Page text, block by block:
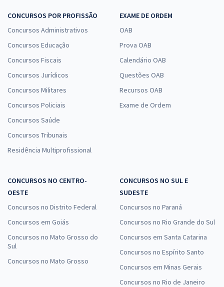
CONCURSOS POR PROFISSÃO
Concursos Administrativos
Concursos Educação
Concursos Fiscais
Concursos Jurídicos
Concursos Militares
Concursos Policiais
Concursos Saúde
Concursos Tribunais
Residência Multiprofissional
EXAME DE ORDEM
OAB
Prova OAB
Calendário OAB
Questões OAB
Recursos OAB
Exame de Ordem
CONCURSOS NO CENTRO-
OESTE
Concursos no Distrito Federal
Concursos em Goiás
Concursos no Mato Grosso do
Sul
Concursos no Mato Grosso
CONCURSOS NO SUL E
SUDESTE
Concursos no Paraná
Concursos no Rio Grande do Sul
Concursos em Santa Catarina
Concursos no Espírito Santo
Concursos em Minas Gerais
Concursos no Rio de Janeiro